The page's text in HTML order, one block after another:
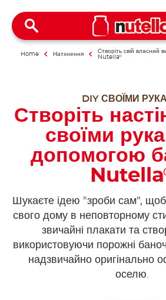
Home Натхнення
Створіть свій власний
Nutella®
DIY СВОЇМИ
Створіть
своїми
допомогою
Nutella
Шукаєте ідею "зроби сам", щоб
свого дому в неповторному
звичайні плакати та
використовуючи порожні
надзвичайно оригінально
оселю.